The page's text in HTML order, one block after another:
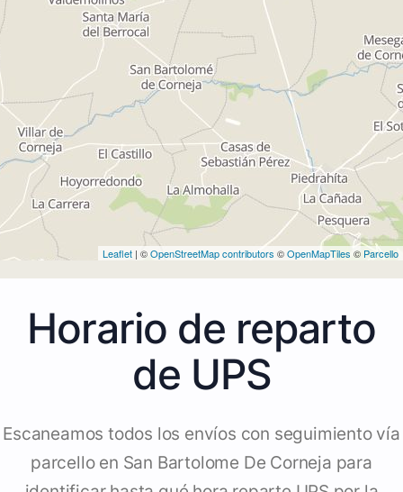
Leaflet | ©OpenStreetMap contributors ©OpenMapTiles © Parcello
Horario de reparto
de UPS
Escaneamos todos los envíos con seguimiento vía
parcello en San Bartolome De Corneja para